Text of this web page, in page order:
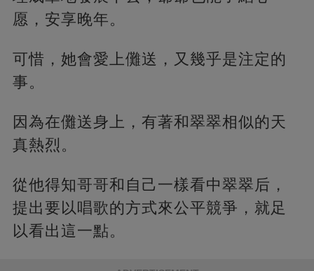
愿，安享晚年。
可惜，她會愛上儺送，又幾乎是注定的
事。
因為在儺送身上，有著和翠翠相似的天
真熱烈。
從他得知哥哥和自己一樣看中翠翠后，
提出要以唱歌的方式來公平競爭，就足
以看出這一點。